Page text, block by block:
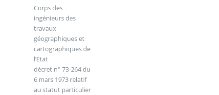
Corps des
ingénieurs des
travaux
géographiques et
cartographiques de
l’Etat
décret n° 73-264 du
6 mars 1973 relatif
au statut particulier